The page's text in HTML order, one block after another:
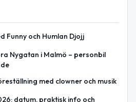
Funny och Humlan Djojj
Nygatan i Malmö – personbil
med clowner och musik
datum, praktisk info och